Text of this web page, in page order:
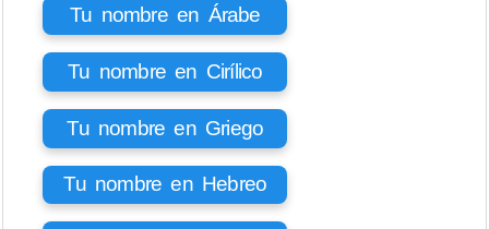
Tu nombre en Árabe
Tu nombre en Cirílico
Tu nombre en Griego
Tu nombre en Hebreo